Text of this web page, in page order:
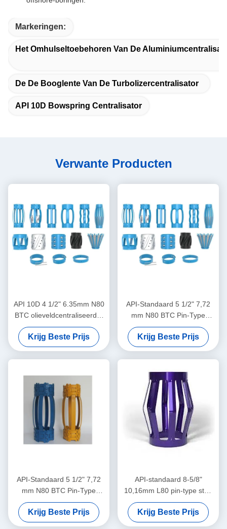
Markeringen:
Het Omhulseltoebehoren Van De
De De Booglente Van De Turbolizercentralisator
API 10D Bowspring Centralisator
Verwante Producten
API 10D 4 1/2" 6.35mm N80
BTC olieveldcentraliseerder
in olie- en gasbedrijven
Krijg Beste Prijs
API-Standaard 5 1/2" 7,72
mm N80 BTC Pin-Type
Centralizer voor het
Beperken van de
Verplaatsing van Casing
Centralizers in Olie & Gas
Operaties
Krijg Beste Prijs
API-Standaard 5 1/2" 7,72
mm N80 BTC Pin-Type
Centralizer voor het
Beperken van de
Verplaatsing van Casing
Krijg Beste Prijs
API-standaard 8-5/8"
10,16mm L80 pin-type stop
kraag ontworpen voor het
beperken van de behuizing
centralizator verplaatsing in
Krijg Beste Prijs